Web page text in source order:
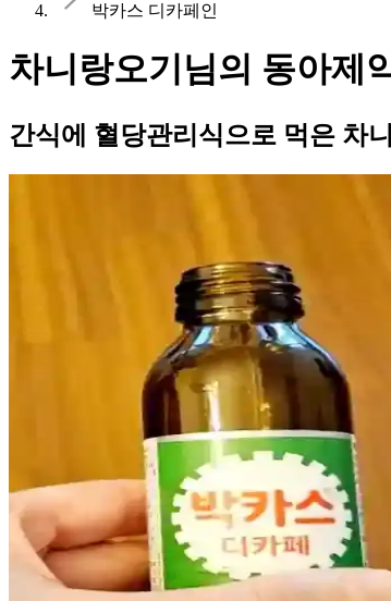
박카스 디카페인
차니랑오기님의 동아제
간식에 혈당관리식으로 먹은 차